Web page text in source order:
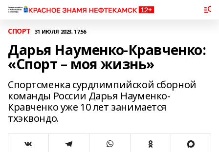
СПОРТ 31 ИЮЛЯ 2023, 17:56
Дарья Науменко-Кравченко:
«Спорт – моя жизнь»
Спортсменка сурдлимпийской сборной
команды России Дарья Науменко-
Кравченко уже 10 лет занимается
тхэквондо.